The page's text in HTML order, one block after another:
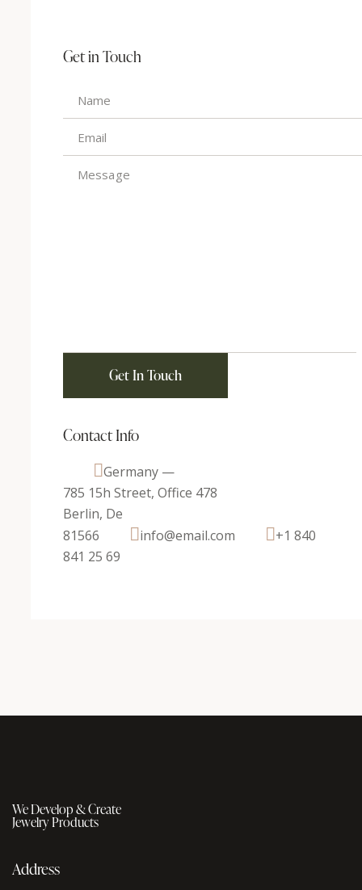
Get in Touch
Contact Info
Germany —
785 15h Street, Office 478
Berlin, De
81566
info@email.com
+1 840
841 25 69
We Develop & Create
Jewelry Products
Address